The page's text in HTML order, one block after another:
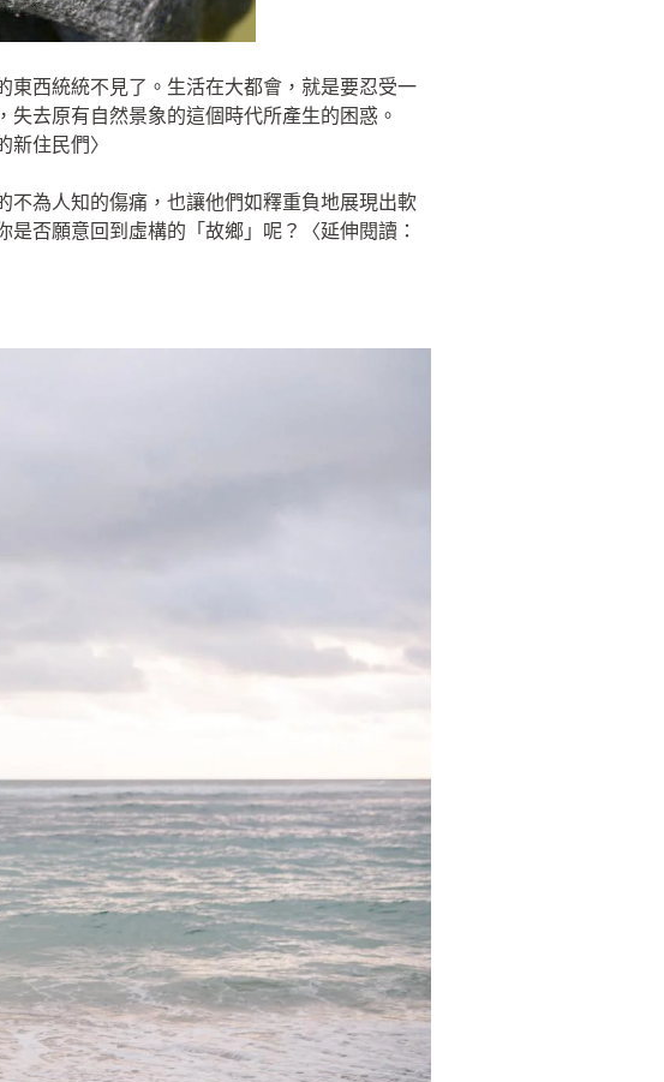
東西統統不見了。生活在大都會，就是要忍受一
去原有自然景象的這個時代所產生的困惑。
新住民們〉
不為人知的傷痛，也讓他們如釋重負地展現出軟
否願意回到虛構的「故鄉」呢？〈延伸閱讀：